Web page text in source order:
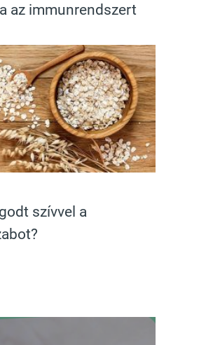
az immunrendszert
szívvel a